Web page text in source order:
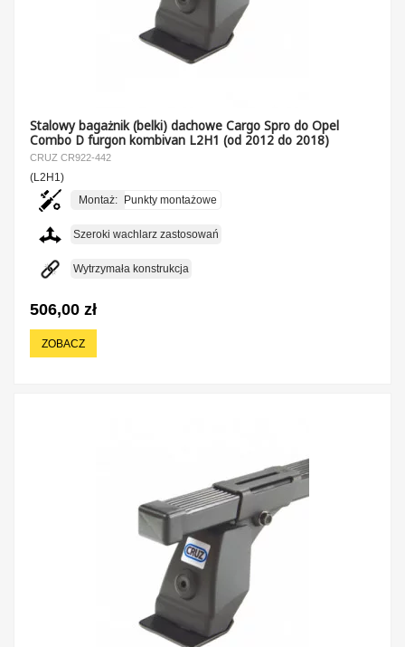
Stalowy bagażnik (belki) dachowe Cargo Spro do Opel
Combo D furgon kombivan L2H1 (od 2012 do 2018)
CRUZ CR922-442
(L2H1)
Montaż:
Punkty montażowe
Szeroki wachlarz zastosowań
Wytrzymała konstrukcja
506,00 zł
ZOBACZ